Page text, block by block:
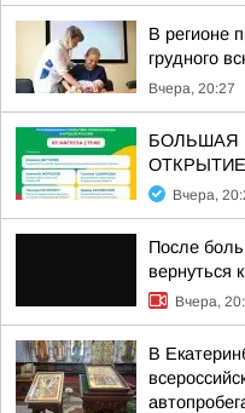
В регионе
грудного
Вчера, 20:27
БОЛЬШАЯ
Вчера,
После
вернуться
Вчера,
В